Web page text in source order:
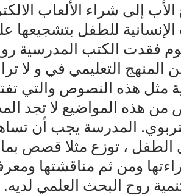
إلى شراء الألعاب
للطفل بتشجيعها
فقدت الكتب المدرسية
المنهج التعليمي في و لا
مثل هذه النصوص والتي
هذه المواضيع لا تجد
المدرسة يجب أن
الطفل ، توزع مثلا قصص بما
ومن ثم مناقشتها
روح البحث العلمي لديه.